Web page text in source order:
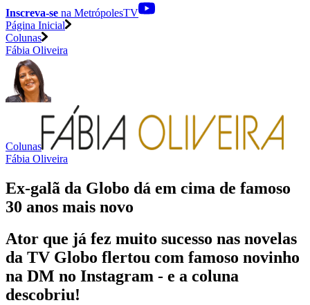
Inscreva-se na MetrópolesTV
Página Inicial
Colunas
Fábia Oliveira
Colunas
Fábia Oliveira
Ex-galã da Globo dá em cima de famoso
30 anos mais novo
Ator que já fez muito sucesso nas novelas
da TV Globo flertou com famoso novinho
na DM no Instagram - e a coluna
descobriu!